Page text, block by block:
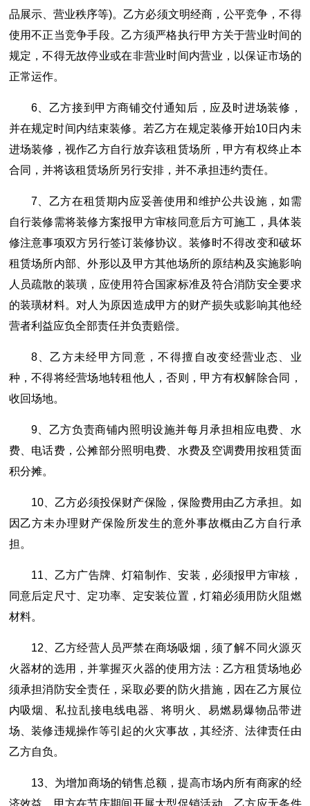
品展示、营业秩序等)。乙方必须文明经商，公平竞争，不得
使用不正当竞争手段。乙方须严格执行甲方关于营业时间的
规定，不得无故停业或在非营业时间内营业，以保证市场的
正常运作。
6、乙方接到甲方商铺交付通知后，应及时进场装修，
并在规定时间内结束装修。若乙方在规定装修开始10日内未
进场装修，视作乙方自行放弃该租赁场所，甲方有权终止本
合同，并将该租赁场所另行安排，并不承担违约责任。
7、乙方在租赁期内应妥善使用和维护公共设施，如需
自行装修需将装修方案报甲方审核同意后方可施工，具体装
修注意事项双方另行签订装修协议。装修时不得改变和破坏
租赁场所内部、外形以及甲方其他场所的原结构及实施影响
人员疏散的装璜，应使用符合国家标准及符合消防安全要求
的装璜材料。对人为原因造成甲方的财产损失或影响其他经
营者利益应负全部责任并负责赔偿。
8、乙方未经甲方同意，不得擅自改变经营业态、业
种，不得将经营场地转租他人，否则，甲方有权解除合同，
收回场地。
9、乙方负责商铺内照明设施并每月承担相应电费、水
费、电话费，公摊部分照明电费、水费及空调费用按租赁面
积分摊。
10、乙方必须投保财产保险，保险费用由乙方承担。如
因乙方未办理财产保险所发生的意外事故概由乙方自行承
担。
11、乙方广告牌、灯箱制作、安装，必须报甲方审核，
同意后定尺寸、定功率、定安装位置，灯箱必须用防火阻燃
材料。
12、乙方经营人员严禁在商场吸烟，须了解不同火源灭
火器材的选用，并掌握灭火器的使用方法：乙方租赁场地必
须承担消防安全责任，采取必要的防火措施，因在乙方展位
内吸烟、私拉乱接电线电器、将明火、易燃易爆物品带进
场、装修违规操作等引起的火灾事故，其经济、法律责任由
乙方自负。
13、为增加商场的销售总额，提高市场内所有商家的经
济效益，甲方在节庆期间开展大型促销活动，乙方应无条件